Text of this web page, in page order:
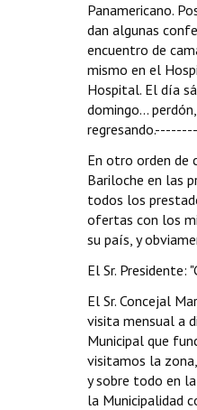
Panamericano.
dan algunas
encuentro de
mismo en el
Hospital. El día
domingo...
En otro orden
Bariloche en las
todos los
ofertas con los
su país, y
El Sr. Presidente:
El Sr. Concejal
visita mensual a
Municipal que
visitamos la
y sobre todo en
la Municipalidad